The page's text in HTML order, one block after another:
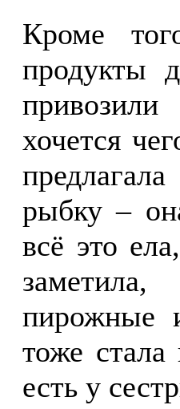
Кроме
продукты
хочется
рыбку –
всё это
пирожные
тоже стала
есть у